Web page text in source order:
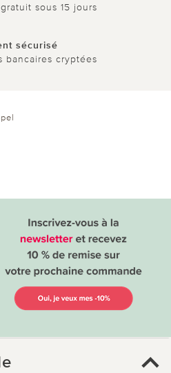
sous 15 jours
sécurisé
bancaires cryptées